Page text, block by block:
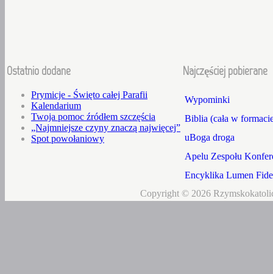
Ostatnio dodane
Prymicje - Święto całej Parafii
Kalendarium
Twoja pomoc źródłem szczęścia
„Najmniejsze czyny znaczą najwięcej”
Spot powołaniowy
Najczęściej pobierane
Wypominki
Biblia (cała w
uBoga droga
Apelu Zespołu
Encyklika Lumen
Copyright © 2026